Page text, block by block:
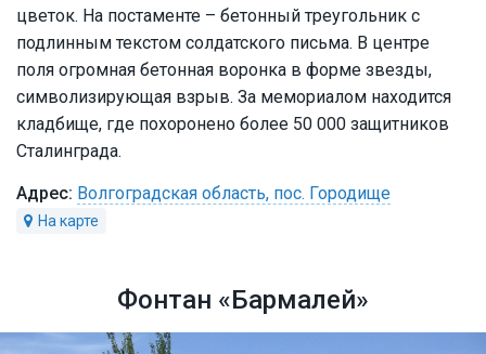
цветок. На постаменте – бетонный треугольник с
подлинным текстом солдатского письма. В центре
поля огромная бетонная воронка в форме звезды,
символизирующая взрыв. За мемориалом находится
кладбище, где похоронено более 50 000 защитников
Сталинграда.
Волгоградская область, пос. Городище
Фонтан «Бармалей»